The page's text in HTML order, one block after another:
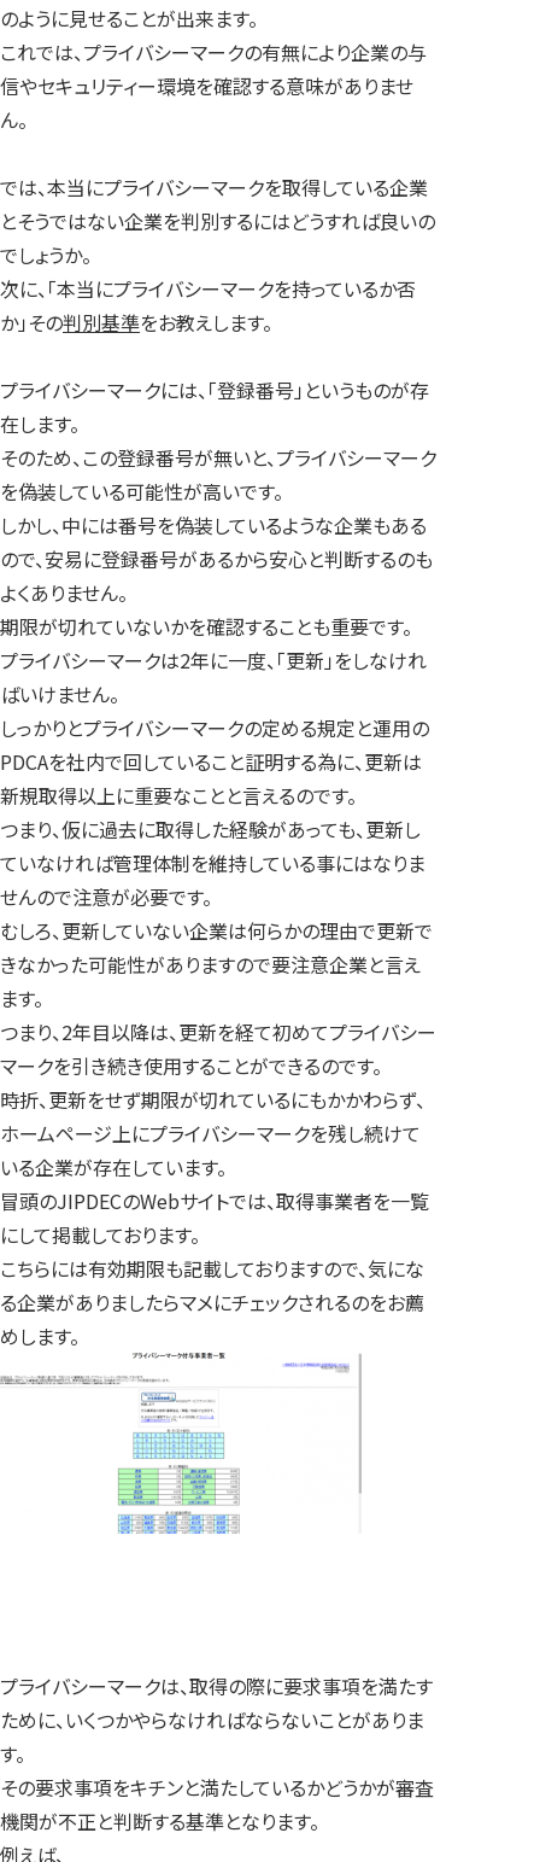
のように見せることが出来ます。
これでは、プライバシーマークの有無により企業の与
信やセキュリティー環境を確認する意味がありませ
ん。
では、本当にプライバシーマークを取得している企業
とそうではない企業を判別するにはどうすれば良いの
でしょうか。
次に、「本当にプライバシーマークを持っているか否
か」その判別基準をお教えします。
プライバシーマークには、「登録番号」というものが存
在します。
そのため、この登録番号が無いと、プライバシーマーク
を偽装している可能性が高いです。
しかし、中には番号を偽装しているような企業もある
ので、安易に登録番号があるから安心と判断するのも
よくありません。
期限が切れていないかを確認することも重要です。
プライバシーマークは2年に一度、「更新」をしなけれ
ばいけません。
しっかりとプライバシーマークの定める規定と運用の
PDCAを社内で回していること証明する為に、更新は
新規取得以上に重要なことと言えるのです。
つまり、仮に過去に取得した経験があっても、更新し
ていなければ管理体制を維持している事にはなりま
せんので注意が必要です。
むしろ、更新していない企業は何らかの理由で更新で
きなかった可能性がありますので要注意企業と言え
ます。
つまり、2年目以降は、更新を経て初めてプライバシー
マークを引き続き使用することができるのです。
時折、更新をせず期限が切れているにもかかわらず、
ホームページ上にプライバシーマークを残し続けて
いる企業が存在しています。
冒頭のJIPDECのWebサイトでは、取得事業者を一覧
にして掲載しております。
こちらには有効期限も記載しておりますので、気にな
る企業がありましたらマメにチェックされるのをお薦
めします。
プライバシーマークは、取得の際に要求事項を満たす
ために、いくつかやらなければならないことがありま
す。
その要求事項をキチンと満たしているかどうかが審査
機関が不正と判断する基準となります。
例えば、